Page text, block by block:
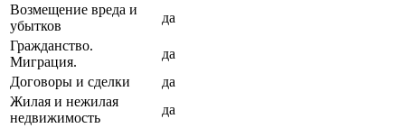
Возмещение вреда и
убытков
да
Гражданство.
Миграция.
да
Договоры и сделки
да
Жилая и нежилая
недвижимость
да